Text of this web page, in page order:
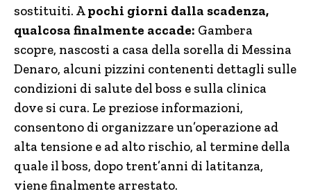
sostituiti. Apochi giorni dalla scadenza,
qualcosa finalmente accade: Gambera
scopre, nascosti a casa della sorella di Messina
Denaro, alcuni pizzini contenenti dettagli sulle
condizioni di salute del boss e sulla clinica
dove si cura. Le preziose informazioni,
consentono di organizzare un’operazione ad
alta tensione e ad alto rischio, al termine della
quale il boss, dopo trent’anni di latitanza,
viene finalmente arrestato.